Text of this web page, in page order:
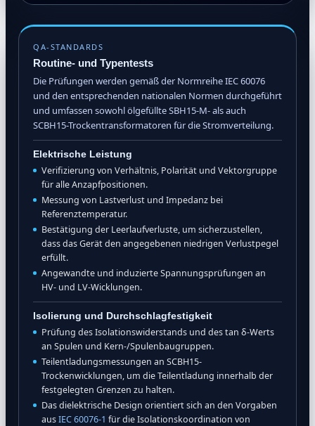
QA-STANDARDS
Routine- und Typentests
Die Prüfungen werden gemäß der Normreihe IEC 60076
und den entsprechenden nationalen Normen durchgeführt
und umfassen sowohl ölgefüllte SBH15-M- als auch
SCBH15-Trockentransformatoren für die Stromverteilung.
Elektrische Leistung
Verifizierung von Verhältnis, Polarität und Vektorgruppe
für alle Anzapfpositionen.
Messung von Lastverlust und Impedanz bei
Referenztemperatur.
Bestätigung der Leerlaufverluste, um sicherzustellen,
dass das Gerät den angegebenen niedrigen Verlustpegel
erfüllt.
Angewandte und induzierte Spannungsprüfungen an
HV- und LV-Wicklungen.
Isolierung und Durchschlagfestigkeit
Prüfung des Isolationswiderstands und des tan δ-Werts
an Spulen und Kern-/Spulenbaugruppen.
Teilentladungsmessungen an SCBH15-
Trockenwicklungen, um die Teilentladung innerhalb der
festgelegten Grenzen zu halten.
Das dielektrische Design orientiert sich an den Vorgaben
ausIEC 60076-1 für die Isolationskoordination von